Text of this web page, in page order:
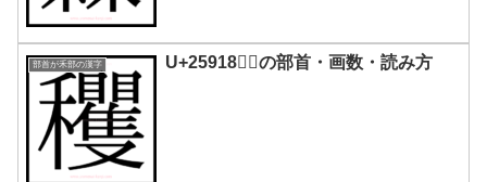
部首が禾部の漢字 U+25918｜𥤘の部首・画数・読み方